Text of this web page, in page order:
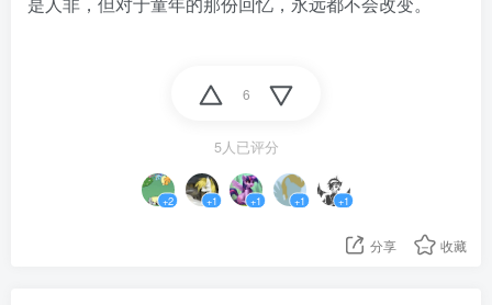
6
5人已评分
+2 +1 +1 +1 +1
分享 收藏